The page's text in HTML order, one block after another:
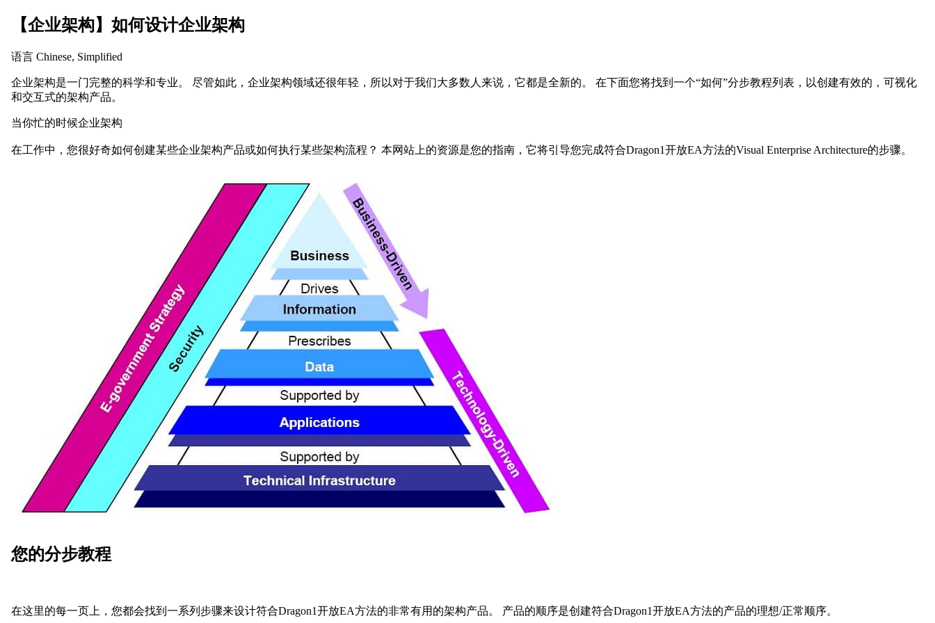
【企业架构】如何设计企业架构
语言 Chinese, Simplified
企业架构是一门完整的科学和专业。 尽管如此，企业架构领域还很年轻，所以对于我们大多数人来说，它都是全新的。 在下面您将找到一个“如何”分步教程列表，以创建有效的，可视化
和交互式的架构产品。
当你忙的时候企业架构
在工作中，您很好奇如何创建某些企业架构产品或如何执行某些架构流程？ 本网站上的资源是您的指南，它将引导您完成符合Dragon1开放EA方法的Visual Enterprise Architecture的步骤。
您的分步教程
在这里的每一页上，您都会找到一系列步骤来设计符合Dragon1开放EA方法的非常有用的架构产品。 产品的顺序是创建符合Dragon1开放EA方法的产品的理想/正常顺序。